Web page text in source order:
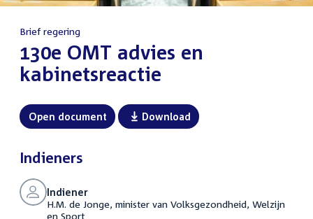
Brief regering
:130e OMT advies en
kabinetsreactie
Open document Download
Indieners
Indiener
H.M. de Jonge, minister van Volksgezondheid, Welzijn
en Sport